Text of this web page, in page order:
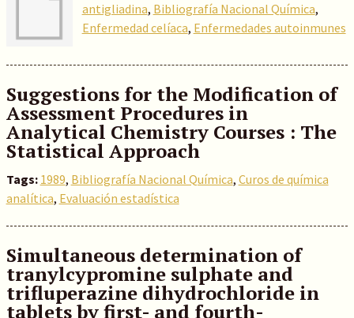
antigliadina, Bibliografía Nacional Química,
Enfermedad celíaca, Enfermedades autoinmunes
Suggestions for the Modification of
Assessment Procedures in
Analytical Chemistry Courses : The
Statistical Approach
Tags: 1989, Bibliografía Nacional Química, Curos de química
analítica, Evaluación estadística
Simultaneous determination of
tranylcypromine sulphate and
trifluperazine dihydrochloride in
tablets by first- and fourth-